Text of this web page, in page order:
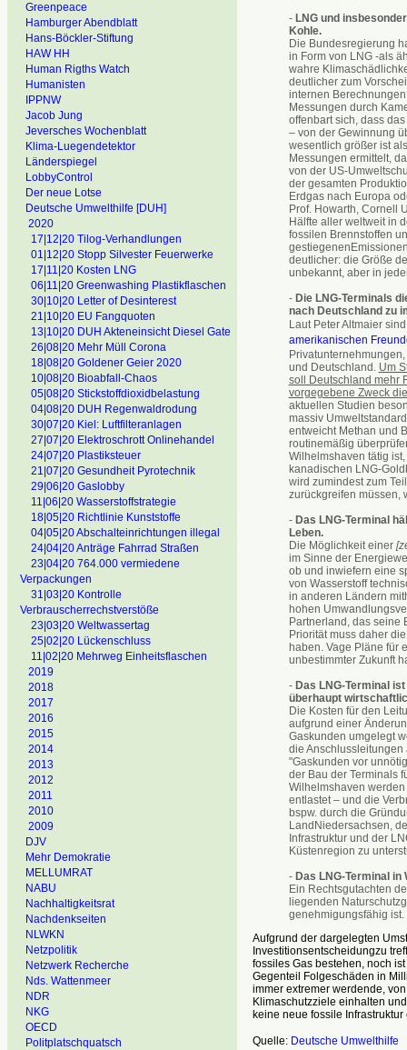
Greenpeace
Hamburger Abendblatt
Hans-Böckler-Stiftung
HAW HH
Human Rigths Watch
Humanisten
IPPNW
Jacob Jung
Jeversches Wochenblatt
Klima-Luegendetektor
Länderspiegel
LobbyControl
Der neue Lotse
Deutsche Umwelthilfe [DUH]
2020
17|12|20 Tilog-Verhandlungen
01|12|20 Stopp Silvester Feuerwerke
17|11|20 Kosten LNG
06|11|20 Greenwashing Plastikflaschen
30|10|20 Letter of Desinterest
21|10|20 EU Fangquoten
13|10|20 DUH Akteneinsicht Diesel Gate
26|08|20 Mehr Müll Corona
18|08|20 Goldener Geier 2020
10|08|20 Bioabfall-Chaos
05|08|20 Stickstoffdioxidbelastung
04|08|20 DUH Regenwaldrodung
30|07|20 Kiel: Luftfilteranlagen
27|07|20 Elektroschrott Onlinehandel
24|07|20 Plastiksteuer
21|07|20 Gesundheit Pyrotechnik
29|06|20 Gaslobby
11|06|20 Wasserstoffstrategie
18|05|20 Richtlinie Kunststoffe
04|05|20 Abschalteinrichtungen illegal
24|04|20 Anträge Fahrrad Straßen
23|04|20 764.000 vermiedene
Verpackungen
31|03|20 Kontrolle
Verbrauscherrechstverstöße
23|03|20 Weltwassertag
25|02|20 Lückenschluss
11|02|20 Mehrweg Einheitsflaschen
2019
2018
2017
2016
2015
2014
2013
2012
2011
2010
2009
DJV
Mehr Demokratie
MELLUMRAT
NABU
Nachhaltigkeitsrat
Nachdenkseiten
NLWKN
Netzpolitik
Netzwerk Recherche
Nds. Wattenmeer
NDR
NKG
OECD
Politplatschquatsch
- LNG und
Kohle.
Die Bundesregierung
in Form von LNG -als
wahre
deutlicher zum
internen
Messungen durch
offenbart sich, dass
– von der Gewinnung
wesentlich größer ist
Messungen ermittelt,
von der US-
der gesamten
Erdgas nach Europa
Prof. Howarth, Cornell
Hälfte aller weltweit in
fossilen Brennstoffen
deutlicher: die Größe
unbekannt, aber in
- Die LNG-Terminals
nach Deutschland zu
Laut Peter Altmaier
amerikanischen
und Deutschland. Um
soll Deutschland mehr
vorgegebene Zweck
aktuellen Studien
massiv
entweicht Methan und
routinemäßig
Wilhelmshaven tätig
kanadischen LNG-
wird zumindest zum
zurückgreifen müssen,
- Das LNG-Terminal
Leben.
Die Möglichkeit einer
im Sinne der
ob und inwiefern eine
von Wasserstoff
in anderen Ländern
hohen
Partnerland, das seine
Priorität muss daher
haben. Vage Pläne für
unbestimmter Zukunft
- Das LNG-Terminal
überhaupt
Die Kosten für den
aufgrund einer
Gaskunden umgelegt
die
"Gaskunden vor
der Bau der Terminals
Wilhelmshaven
entlastet – und die
bspw. durch die
LandNiedersachsen,
Infrastruktur und der
Küstenregion zu
- Das LNG-Terminal
Ein Rechtsgutachten
liegenden
genehmigungsfähig ist.
Aufgrund der dargelegten
Investitionsentscheidungzu
fossiles Gas bestehen, noch
Gegenteil Folgeschäden in
immer extremer werdende,
Klimaschutzziele einhalten
keine neue fossile Infrastruktur
Quelle: Deutsche Umwelthilfe